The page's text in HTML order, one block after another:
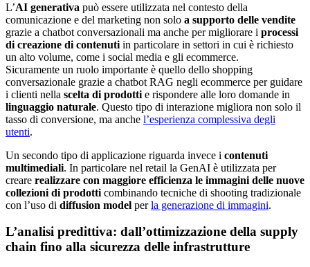
L’AI generativa può essere utilizzata nel contesto della
comunicazione e del marketing non solo a supporto delle vendite
grazie a chatbot conversazionali ma anche per migliorare i processi
di creazione di contenuti in particolare in settori in cui è richiesto
un alto volume, come i social media e gli ecommerce.
Sicuramente un ruolo importante è quello dello shopping
conversazionale grazie a chatbot RAG negli ecommerce per guidare
i clienti nella scelta di prodotti e rispondere alle loro domande in
linguaggio naturale. Questo tipo di interazione migliora non solo il
tasso di conversione, ma anche l’esperienza complessiva degli
utenti.
Un secondo tipo di applicazione riguarda invece i contenuti
multimediali. In particolare nel retail la GenAI è utilizzata per
creare realizzare con maggiore efficienza le immagini delle nuove
collezioni di prodotti combinando tecniche di shooting tradizionale
con l’uso di diffusion model perla generazione di immagini.
L’analisi predittiva: dall’ottimizzazione della supply
chain fino alla sicurezza delle infrastrutture